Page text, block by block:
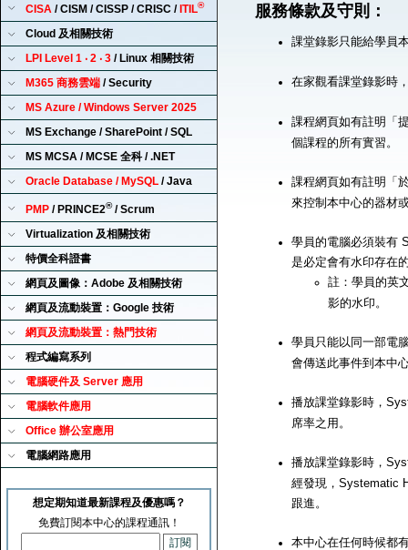
CISA / CISM / CISSP / CRISC / ITIL®
Cloud 及相關技術
LPI Level 1 ‧ 2 ‧ 3 / Linux 相關技術
M365 商務雲端 / Security
MS Azure / Windows Server 2025
MS Exchange / SharePoint / SQL
MS MCSA / MCSE 全科 / .NET
Oracle Database / MySQL / Java
PMP / PRINCE2®/ Scrum
Virtualization 及相關技術
特價全科證書
網頁及圖像：Adobe 及相關技術
網頁及流動裝置：Google 技術
網頁及流動裝置：熱門技術
程式編寫系列
電腦硬件及 Server 應用
電腦軟件應用
Office 辦公室應用
電腦網路應用
想定期知道最新課程及優惠嗎？
免費訂閱本中心的課程通訊！
服務條款及守則：
課堂錄影只能給學員
在家觀看課堂錄影時
課程網頁如有註明「
個課程的所有實習。
課程網頁如有註明「
來控制本中心的器材
學員的電腦必須裝有
是必定會有水印存在
註：學員的英
影的水印。
學員只能以同一部電
會傳送此事件到本中
播放課堂錄影時，
席率之用。
播放課堂錄影時，
經發現，Systematic
跟進。
本中心在任何時候都